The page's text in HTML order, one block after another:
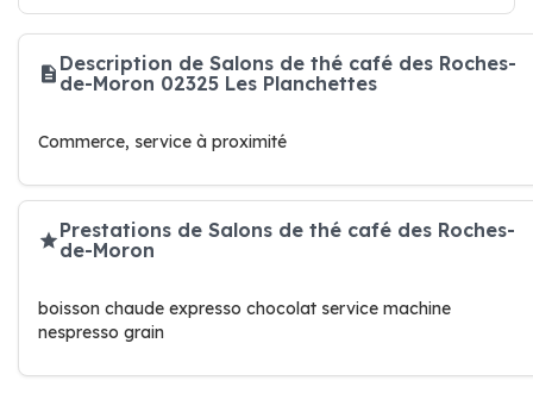
Description de Salons de thé café des Roches-
de-Moron 02325 Les Planchettes
Commerce, service à proximité
Prestations de Salons de thé café des Roches-
de-Moron
boisson chaude expresso chocolat service machine
nespresso grain